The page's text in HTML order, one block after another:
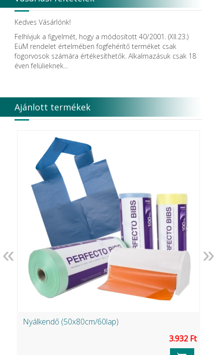
Kedves Vásárlónk!
Felhívjuk a figyelmét, hogy a módosított 40/2001. (XII.23.)
EüM rendelet értelmében fogfehérítő terméket csak
fogorvosok számára értékesíthetők. Alkalmazásuk csak 18
éven felülieknek...
Ajánlott termékek
Nyálkendő (50x80cm/60lap)
3.932 Ft
« »